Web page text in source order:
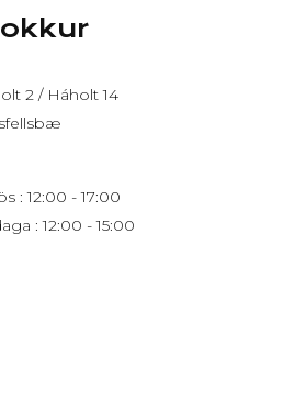
2 / Háholt 14
: 12:00 - 17:00
: 12:00 - 15:00